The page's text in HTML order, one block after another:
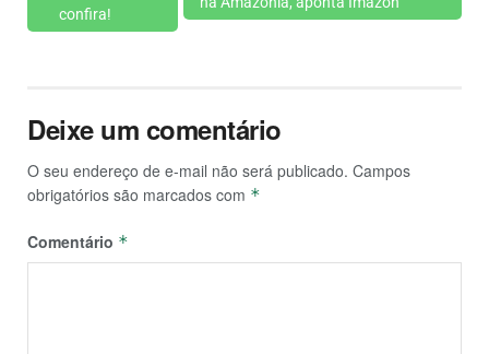
confira!
Deixe um comentário
O seu endereço de e-mail não será publicado. Campos
obrigatórios são marcados com *
Comentário *